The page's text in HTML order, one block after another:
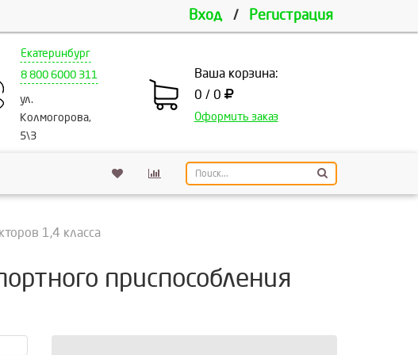
Вход / Регистрация
Екатеринбург
8 800 6000 311
ул.
Колмогорова,
5\3
Ваша корзина:
0 / 0
Оформить заказ
1,4 класса
приспособления